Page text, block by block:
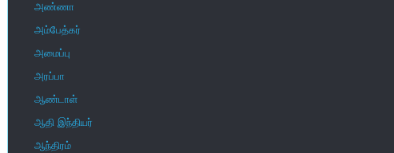
அண்ணா
அம்பேத்கர்
அமைப்பு
அரப்பா
ஆண்டாள்
ஆதி இந்தியர்
ஆந்திரம்